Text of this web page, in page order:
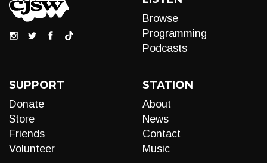
Browse
Programming
Podcasts
SUPPORT
Donate
Store
Friends
Volunteer
STATION
About
News
Contact
Music